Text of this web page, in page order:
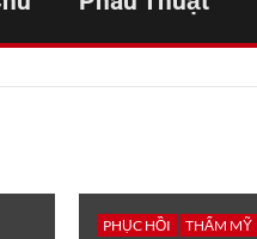
PHỤC HỒI
THẨM MỸ